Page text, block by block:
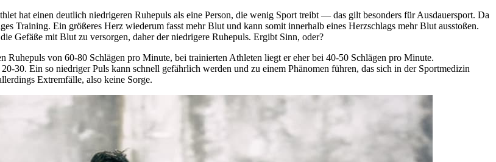
hat einen deutlich niedrigeren Ruhepuls als eine Person, die wenig Sport treibt — das gilt besonders für Ausdauersport. Da
Training. Ein größeres Herz wiederum fasst mehr Blut und kann somit innerhalb eines Herzschlags mehr Blut ausstoßen.
Gefäße mit Blut zu versorgen, daher der niedrigere Ruhepuls. Ergibt Sinn, oder?
von 60-80 Schlägen pro Minute, bei trainierten Athleten liegt er eher bei 40-50 Schlägen pro Minute.
30. Ein so niedriger Puls kann schnell gefährlich werden und zu einem Phänomen führen, das sich in der Sportmedizin
Extremfälle, also keine Sorge.